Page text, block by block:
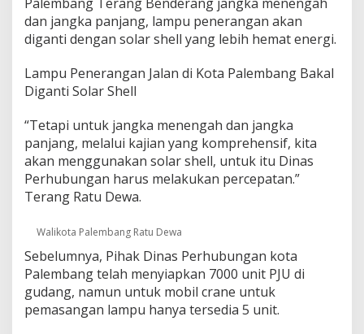
i
S
o
a
r
l
l
Palembang Terang Benderang jangka menengah
dan jangka panjang, lampu penerangan akan
diganti dengan solar shell yang lebih hemat energi.
Lampu Penerangan Jalan di Kota Palembang Bakal
Diganti Solar Shell
“Tetapi untuk jangka menengah dan jangka
panjang, melalui kajian yang komprehensif, kita
akan menggunakan solar shell, untuk itu Dinas
Perhubungan harus melakukan percepatan.”
Terang Ratu Dewa.
Walikota Palembang Ratu Dewa
Sebelumnya, Pihak Dinas Perhubungan kota
Palembang telah menyiapkan 7000 unit PJU di
gudang, namun untuk mobil crane untuk
pemasangan lampu hanya tersedia 5 unit.